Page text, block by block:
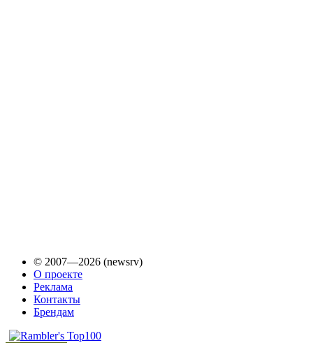
© 2007—2026 (newsrv)
О проекте
Реклама
Контакты
Брендам